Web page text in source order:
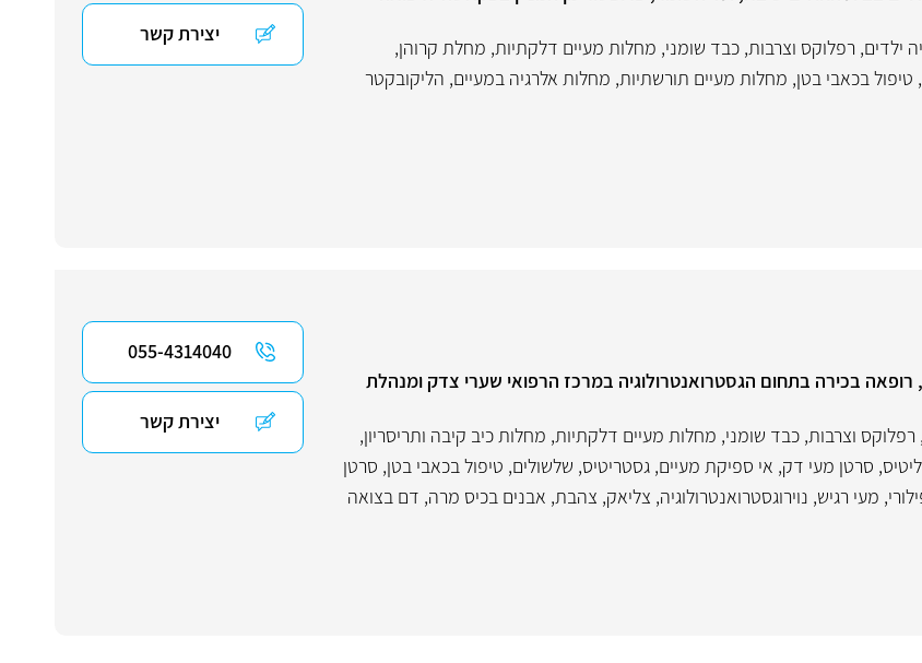
ילדים, רפלוקס וצרבות, כבד שומני, מחלות מעיים דלקתיות, מחלת קרוהן,
, טיפול בכאבי בטן, מחלות מעיים תורשתיות, מחלות אלרגיה במעיים, הליקובקטר
יצירת קשר
רופאה בכירה בתחום הגסטרואנטרולוגיה במרכז הרפואי שערי צדק ומנהלת
, רפלוקס וצרבות, כבד שומני, מחלות מעיים דלקתיות, מחלות כיב קיבה ותריסריון,
, סרטן מעי דק, אי ספיקת מעיים, גסטריטיס, שלשולים, טיפול בכאבי בטן, סרטן
, מעי רגיש, נוירוגסטרואנטרולוגיה, צליאק, צהבת, אבנים בכיס מרה, דם בצואה
055-4314040
יצירת קשר